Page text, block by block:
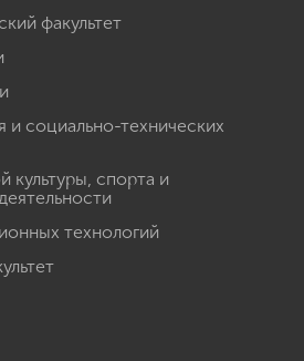
факультет
и социально-технических
культуры, спорта и
технологий